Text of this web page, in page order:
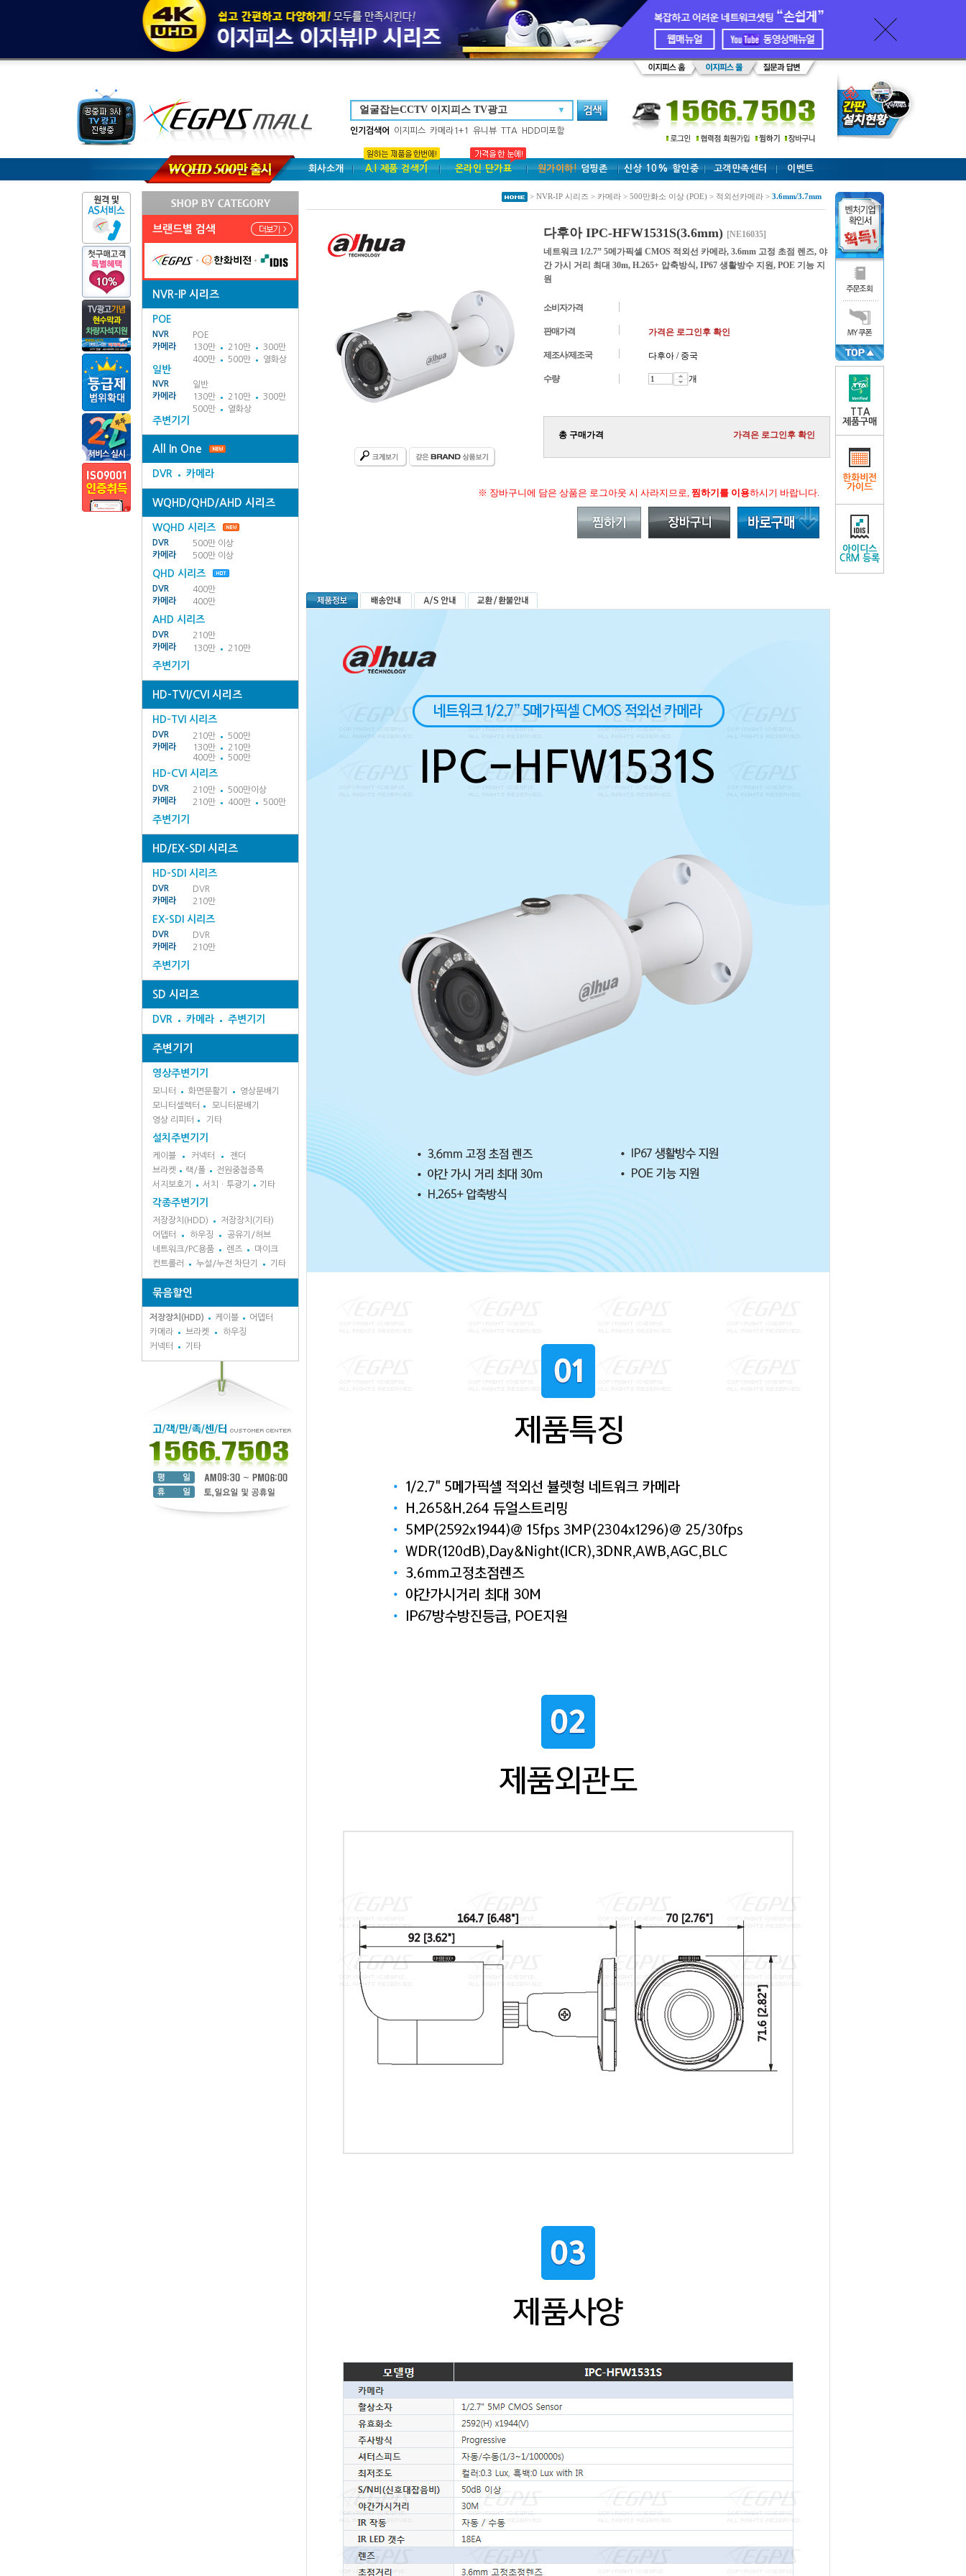
▼
인기검색어 이지피스 카메라1+1 유니뷰 TTA HDD미포함
회사소개 A.I 제품 검색기 온라인 단가표 원가이하!덤핑존 신상 10% 할인중 고객만족센터 이벤트
브랜드별 검색
NVR-IP 시리즈
POE
NVR
POE
카메라
130만 210만
300만
400만
500만 열화상
일반
NVR
일반
카메라
130만 210만
300만
500만
열화상
주변기기
All In One
DVR 카메라
WQHD/QHD/AHD 시리즈
WQHD 시리즈
DVR
500만 이상
카메라
500만 이상
QHD 시리즈
DVR
400만
카메라
400만
AHD 시리즈
DVR
210만
카메라
130만 210만
주변기기
HD-TVI/CVI 시리즈
HD-TVI 시리즈
DVR 210만
500만
카메라
130만
210만
400만
500만
HD-CVI 시리즈
DVR 210만
500만이상
카메라
210만 400만 500만
주변기기
HD/EX-SDI 시리즈
HD-SDI 시리즈
DVR
DVR
카메라
210만
EX-SDI 시리즈
DVR
DVR
카메라
210만
주변기기
SD 시리즈
DVR 카메라 주변기기
주변기기
영상주변기기
모니터 화면분활기
영상분배기
모니터셀렉터
모니터분배기
영상 리피터
기타
설치주변기기
케이블 커넥터
젠더
브라켓
랙/폴
전원중첩증폭
서지보호기
서치ㆍ투광기 기타
각종주변기기
저장장치(HDD)
저장장치(기타)
어뎁터
하우징
공유기/허브
네트워크/PC용품
렌즈
마이크
컨트롤러
누설/누전 차단기 기타
묶음할인
저장장치(HDD) 케이블
어뎁터
카메라
브라켓
하우징
커넥터
기타
> NVR-IP 시리즈 > 카메라 > 500만화소 이상 (POE) > 적외선카메라 > 3.6mm/3.7mm
다후아 IPC-HFW1531S(3.6mm) [NE16035]
네트워크 1/2.7” 5메가픽셀 CMOS 적외선 카메라, 3.6mm 고정 초점 렌즈, 야
간 가시 거리 최대 30m, H.265+ 압축방식, IP67 생활방수 지원, POE 기능 지
원
소비자가격
판매가격 가격은 로그인후 확인
제조사/제조국 다후아 / 중국
수량 개
총 구매가격 가격은 로그인후 확인
※ 장바구니에 담은 상품은 로그아웃 시 사라지므로, 찜하기를 이용하시기 바랍니다.
TTA
제품구매
한화비전
가이드
아이디스
CRM 등록